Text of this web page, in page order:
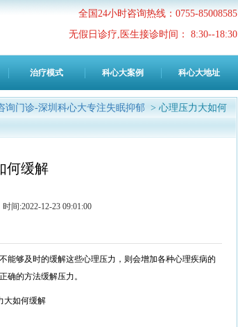
全国24小时咨询热线：0755-85008585
无假日诊疗,医生接诊时间： 8:30--18:30
治疗模式 科心大案例 科心大地址
询门诊-深圳科心大专注失眠抑郁 > 心理压力大如何
何缓解
间:2022-12-23 09:01:00
能够及时的缓解这些心理压力，则会增加各种心理疾病的
确的方法缓解压力。